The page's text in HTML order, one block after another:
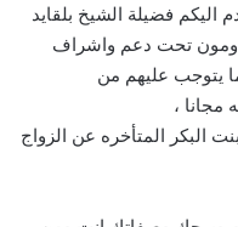
اليكم فضيلة الشيخ بلقايد
تحت دعم واشراف
يتوجب عليهم من
مجانا ،
البكر المتأخره عن الزواج